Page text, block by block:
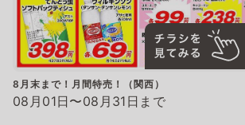
8月末まで！月間特売！（関西）
08月01日〜08月31日まで